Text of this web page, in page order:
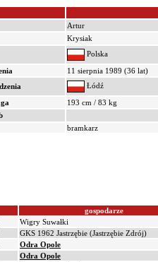
Artur
Krysiak
Polska
11 sierpnia 1989 (36 lat)
Łódź
193 cm / 83 kg
bramkarz
gospodarze
Wigry Suwałki
GKS 1962 Jastrzębie (Jastrzębie Zdrój)
Odra Opole
Odra Opole